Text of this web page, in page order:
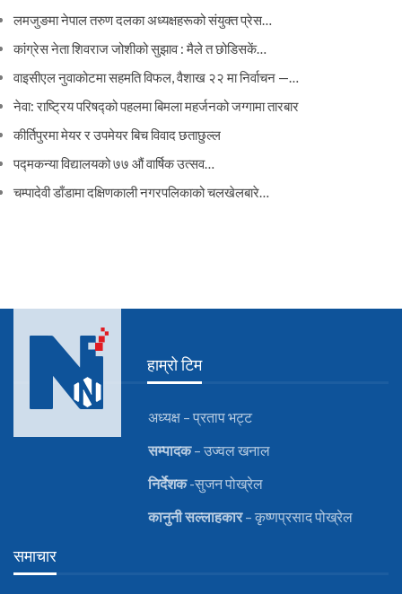
लमजुङमा नेपाल तरुण दलका अध्यक्षहरूको संयुक्त प्रेस…
कांग्रेस नेता शिवराज जोशीको सुझाव : मैले त छोडिसकें…
वाइसीएल नुवाकोटमा सहमति विफल, वैशाख २२ मा निर्वाचन —…
नेवा: राष्ट्रिय परिषद्को पहलमा बिमला महर्जनको जग्गामा तारबार
कीर्तिपुरमा मेयर र उपमेयर बिच विवाद छताछुल्ल
पद्मकन्या विद्यालयको ७७ औं ‌‌वार्षिक ‌उत्सव…
चम्पादेवी डाँडामा दक्षिणकाली नगरपलिकाको चलखेलबारे…
हाम्रो टिम
अध्यक्ष – प्रताप भट्ट
सम्पादक– उज्वल खनाल
निर्देशक-सुजन पोख्रेल
कानुनीसल्लाहकार– कृष्णप्रसाद पोख्रेल
समाचार